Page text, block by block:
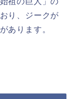
り、ジークが
あります。